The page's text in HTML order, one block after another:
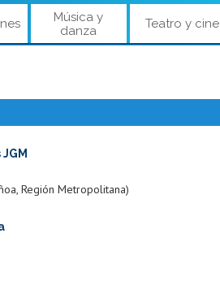
Estudios Internacionales
Música y
danza
Teatro y cine
Región Metropolitana)